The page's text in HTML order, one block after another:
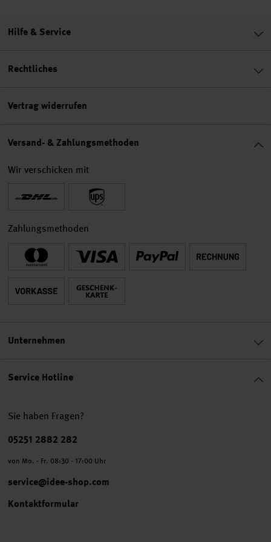
Service Hotline
Sie haben Fragen?
Telefonnummer
05251 2882 282
von Mo. - Fr. 08:30 - 17:00 Uhr
service@idee-shop.com
Kontaktformular
Hilfe & Service
Rechtliches
Vertrag widerrufen
Versand- & Zahlungsmethoden
Wir verschicken mit
Zahlungsmethoden
Unternehmen